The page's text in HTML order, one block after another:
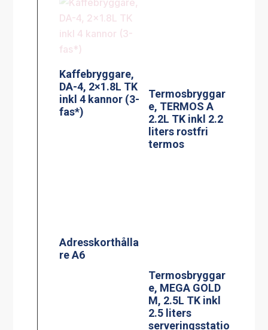
Kaffebryggare,
DA-4, 2×1.8L TK
inkl 4 kannor (3-
fas*)
Termosbryggar
e, TERMOS A
2.2L TK inkl 2.2
liters rostfri
termos
e, MEGA GOLD
M, 2.5L TK inkl
2.5 liters
serveringsstatio